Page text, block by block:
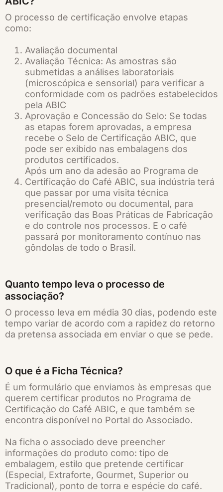
O processo de certificação envolve etapas
como:
Avaliação documental
Avaliação Técnica: As amostras são
submetidas a análises laboratoriais
(microscópica e sensorial) para verificar a
conformidade com os padrões estabelecidos
pela ABIC
Aprovação e Concessão do Selo: Se todas
as etapas forem aprovadas, a empresa
recebe o Selo de Certificação ABIC, que
pode ser exibido nas embalagens dos
produtos certificados.
Após um ano da adesão ao Programa de
Certificação do Café ABIC, sua indústria terá
que passar por uma visita técnica
presencial/remoto ou documental, para
verificação das Boas Práticas de Fabricação
e do controle nos processos. E o café
passará por monitoramento contínuo nas
gôndolas de todo o Brasil.
Quanto tempo leva o processo de
associação?
O processo leva em média 30 dias, podendo este
tempo variar de acordo com a rapidez do retorno
da pretensa associada em enviar o que se pede.
O que é a Ficha Técnica?
É um formulário que enviamos às empresas que
querem certificar produtos no Programa de
Certificação do Café ABIC, e que também se
encontra disponível no Portal do Associado.
Na ficha o associado deve preencher
informações do produto como: tipo de
embalagem, estilo que pretende certificar
(Especial, Extraforte, Gourmet, Superior ou
Tradicional), ponto de torra e espécie do café.